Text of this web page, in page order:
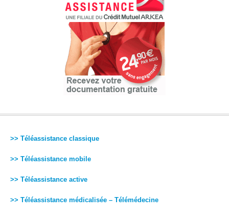
>> Téléassistance classique
>> Téléassistance mobile
>> Téléassistance active
>> Téléassistance médicalisée – Télémédecine